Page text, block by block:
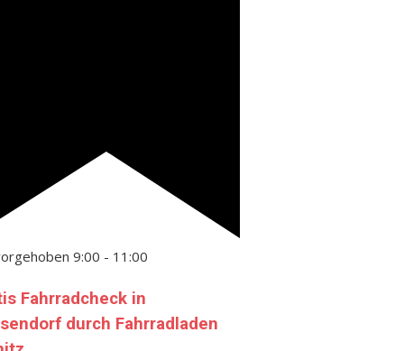
9:00 - 11:00
Fahrradcheck in
durch Fahrradladen